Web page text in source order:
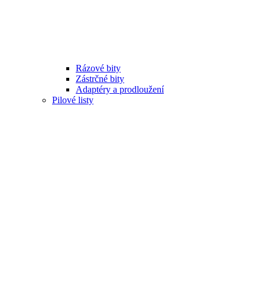
Rázové bity
Zástrčné bity
Adaptéry a prodloužení
Pilové listy